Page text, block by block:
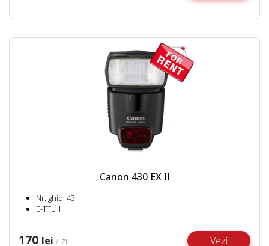
Canon 430 EX II
Nr. ghid: 43
E-TTL II
170 lei / zi Vezi